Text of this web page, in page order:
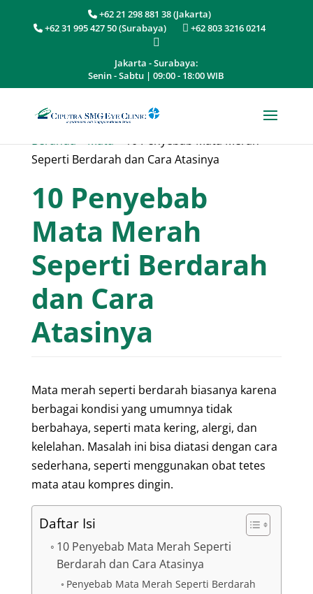
+62 21 298 881 38 (Jakarta)
+62 31 995 427 50 (Surabaya)
+62 803 3216 0214
Jakarta - Surabaya:
Senin - Sabtu | 09:00 - 18:00 WIB
Beranda»Mata»10 Penyebab Mata Merah
Seperti Berdarah dan Cara Atasinya
10 Penyebab
Mata Merah
Seperti Berdarah
dan Cara
Atasinya
Mata merah seperti berdarah biasanya karena
berbagai kondisi yang umumnya tidak
berbahaya, seperti mata kering, alergi, dan
kelelahan. Masalah ini bisa diatasi dengan cara
sederhana, seperti menggunakan obat tetes
mata atau kompres dingin.
Daftar Isi
10 Penyebab Mata Merah Seperti
Berdarah dan Cara Atasinya
Penyebab Mata Merah Seperti Berdarah